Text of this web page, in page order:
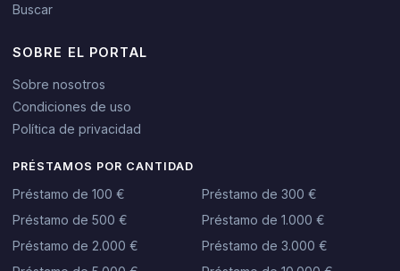
Buscar
SOBRE EL PORTAL
Sobre nosotros
Condiciones de uso
Política de privacidad
PRÉSTAMOS POR CANTIDAD
Préstamo de 100 €
Préstamo de 300 €
Préstamo de 500 €
Préstamo de 1.000 €
Préstamo de 2.000 €
Préstamo de 3.000 €